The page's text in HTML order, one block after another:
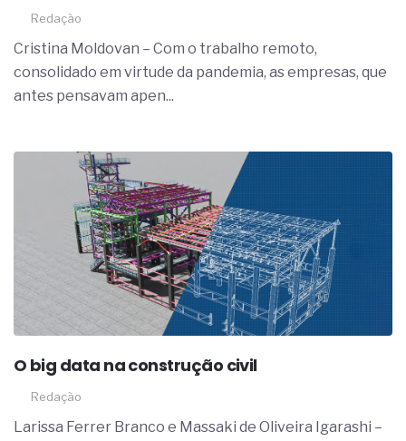
Redação
Cristina Moldovan – Com o trabalho remoto,
consolidado em virtude da pandemia, as empresas, que
antes pensavam apen...
O big data na construção civil
Redação
Larissa Ferrer Branco e Massaki de Oliveira Igarashi –